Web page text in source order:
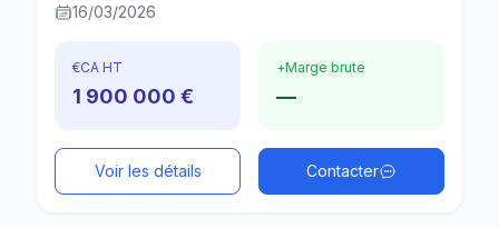
16/03/2026
€CA HT
1 900 000 €
+Marge brute
—
Voir les détails Contacter